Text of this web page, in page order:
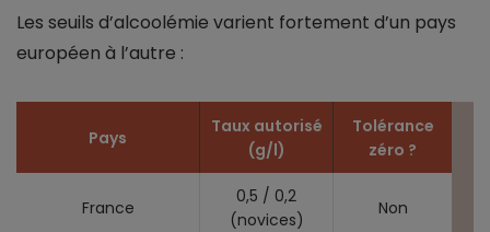
Les seuils d’alcoolémie varient fortement d’un pays
européen à l’autre :
Pays
Taux autorisé
(g/l)
Tolérance
zéro ?
France
0,5 / 0,2
(novices)
Non